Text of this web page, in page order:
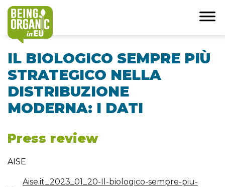
IL BIOLOGICO SEMPRE PIÙ
STRATEGICO NELLA
DISTRIBUZIONE
MODERNA: I DATI
Press review
AISE
Aise.it_2023_01_20-Il-biologico-sempre-piu-